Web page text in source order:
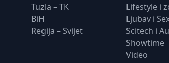
Tuzla – TK
BiH
Regija – Svijet
Lifestyle i
Ljubav i
Scitech i
Showtime
Video